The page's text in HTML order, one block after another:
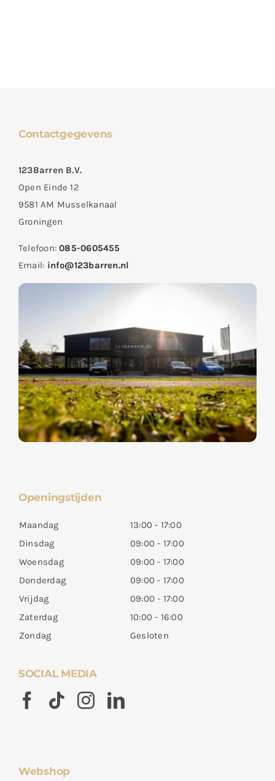
Contactgegevens
123Barren B.V.
Open Einde 12
9581 AM Musselkanaal
Groningen
Telefoon:085-0605455
Email: info@123barren.nl
Openingstijden
Maandag
13:00 - 17:00
Dinsdag
09:00 - 17:00
Woensdag
09:00 - 17:00
Donderdag
09:00 - 17:00
Vrijdag
09:00 - 17:00
Zaterdag
10:00 - 16:00
Zondag
Gesloten
SOCIAL MEDIA
Webshop